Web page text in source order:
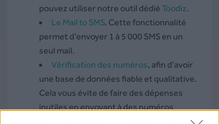
pouvez utiliser notre outil dédiéToodiz.
Le Mail to SMS. Cette fonctionnalité
permet d’envoyer 1 à 5 000 SMS en un
seul mail.
Vérification des numéros, afin d’avoir
une base de données fiable et qualitative.
Cela vous évite de faire des dépenses
inutiles en envoyant à des numéros